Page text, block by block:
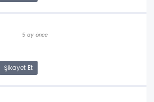
5 ay önce
Şikayet Et